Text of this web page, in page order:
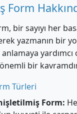
Form
bir sayıyı her
yazmanın bir
bir
Türleri
Form: